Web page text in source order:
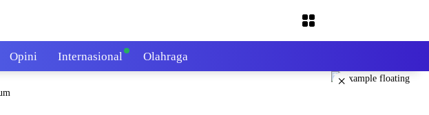
Opini Internasional Olahraga
×